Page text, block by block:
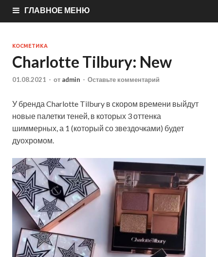
ГЛАВНОЕ МЕНЮ
КОСМЕТИКА
Charlotte Tilbury: New
01.08.2021 - от admin - Оставьте комментарий
У бренда Charlotte Tilbury в скором времени выйдут
новые палетки теней, в которых 3 оттенка
шиммерных, а 1 (который со звездочками) будет
дуохромом.